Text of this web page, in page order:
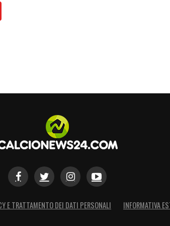
E TRATTAMENTO DEI DATI PERSONALI INFORMATIVA